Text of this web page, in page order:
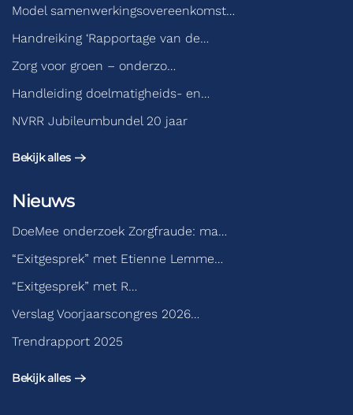
Model samenwerkingsovereenkomst…
Handreiking ‘Rapportage van de…
Zorg voor groen – onderzo…
Handleiding doelmatigheids- en…
NVRR Jubileumbundel 20 jaar
Bekijk alles
Nieuws
DoeMee onderzoek Zorgfraude: ma…
“Exitgesprek” met Etienne Lemme…
“Exitgesprek” met R…
Verslag Voorjaarscongres 2026…
Trendrapport 2025
Bekijk alles